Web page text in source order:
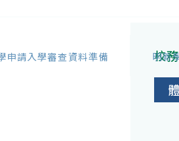
申請入學審查資料準備
明新
校